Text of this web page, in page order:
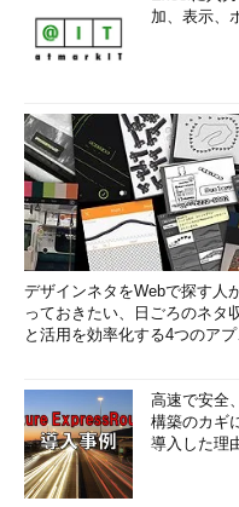
加、表示、
デザインネタをWebで探す人
っておきたい、日ごろのネタ
と活用を効率化する4つのアプ
高速で安全
構築のカギ
導入した理